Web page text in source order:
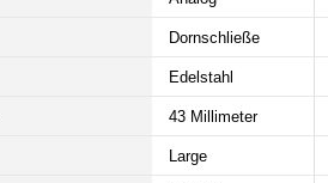
Dornschließe
Edelstahl
43 Millimeter
Large